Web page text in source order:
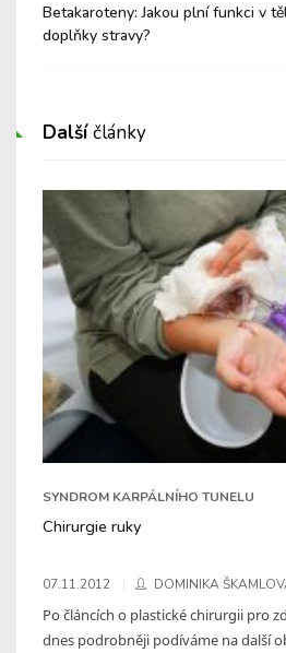
Betakaroteny: Jakou plní funkci v
doplňky stravy?
Dalšíčlánky
SYNDROM KARPÁLNÍHO TUNELU
Chirurgie ruky
07.11.2012 DOMINIKA
Po článcích o plastické chirurgii pro
dnes podrobněji podíváme na další